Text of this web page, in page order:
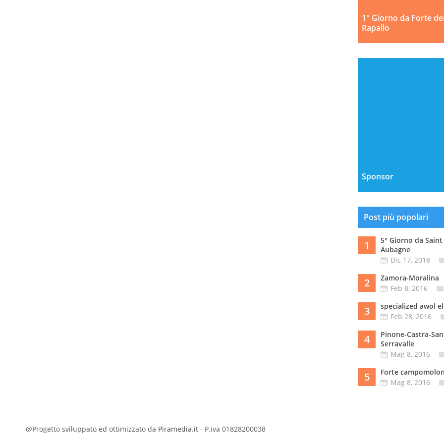
1° Giorno da Forte
Rapallo
Sponsor
Post più popolari
1
5° Giorno da
Aubagne
Dic 17, 2018
2
Zamora-Moralina
Feb 8, 2016
3
specialized awol
Feb 28, 2016
4
Pinone-Castra-
Serravalle
Mag 8, 2016
5
Forte campomolon
Mag 8, 2016
@Progetto sviluppato ed ottimizzato da Piramedia.it - P.iva 01828200038